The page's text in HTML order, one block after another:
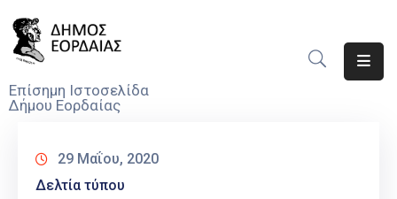
Επίσημη Ιστοσελίδα
Δήμου Εορδαίας
Νέα
29 Μαΐου, 2020
Δελτία τύπου